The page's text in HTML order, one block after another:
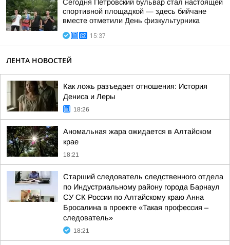
Сегодня Петровский бульвар стал настоящей
спортивной площадкой — здесь бийчане
вместе отметили День физкультурника
15:37
ЛЕНТА НОВОСТЕЙ
Как ложь разъедает отношения: История
Дениса и Леры
18:26
Аномальная жара ожидается в Алтайском
крае
18:21
Старший следователь следственного отдела
по Индустриальному району города Барнаул
СУ СК России по Алтайскому краю Анна
Бросалина в проекте «Такая профессия –
следователь»
18:21